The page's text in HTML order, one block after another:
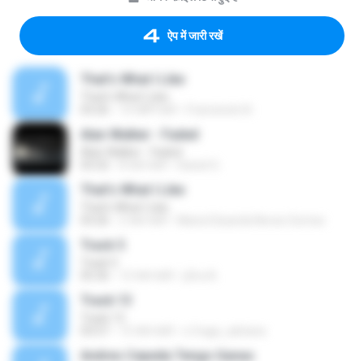
ऐप में जारी रखें
That's What I Like
Alan Walker - Faded
That's What I Like
Track 5
Track 13
Andres Cepeda Tengo Ganas